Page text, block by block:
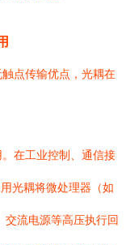
点传输优点，光耦在
。在工业控制、通信接
光耦将微处理器（如
交流电源等高压执行回